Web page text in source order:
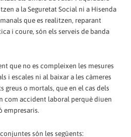
a la Seguretat Social ni a Hisenda
que es realitzen, reparant
i coure, són els serveis de banda
que no es compleixen les mesures
i escales ni al baixar a les càmeres
greus o mortals, que en el cas dels
com accident laboral perquè diuen
empresaris.
són les següents: